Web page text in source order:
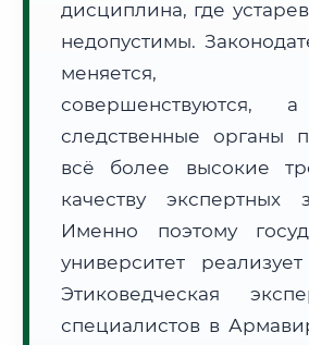
Формат учебы:
🗺️ Зона обслуживания: г. Армавир
• Маршрут транзита: ~3 134 км
📜 Документы и аккредитация
дисциплина, где
недопустимы.
меняется,
следственные органы
всё более высокие
качеству экспертных
Именно поэтому
университет
Этиковедческая
специалистов в